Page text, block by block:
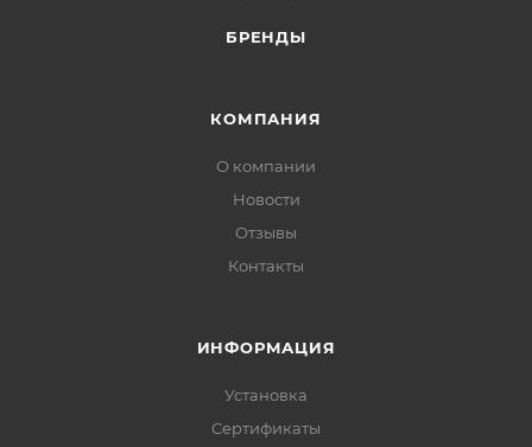
БРЕНДЫ
КОМПАНИЯ
О компании
Новости
Отзывы
Контакты
ИНФОРМАЦИЯ
Установка
Сертификаты